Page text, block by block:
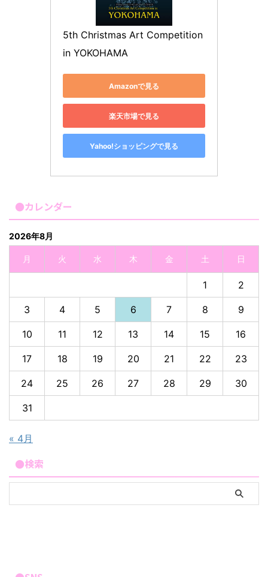
5th Christmas Art Competition
in YOKOHAMA
Amazonで見る
楽天市場で見る
Yahoo!ショッピングで見る
●カレンダー
2026年8月
月 火 水 木 金 土 日
1 2
3 4 5 6 7 8 9
10 11 12 13 14 15 16
17 18 19 20 21 22 23
24 25 26 27 28 29 30
31
« 4月
●検索